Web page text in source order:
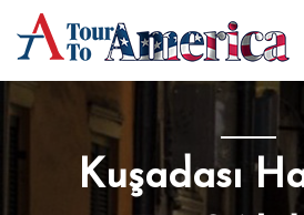
Kuşadası